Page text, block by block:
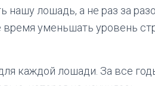
нашу лошадь, а не раз за
уменьшать уровень
каждой лошади. За все